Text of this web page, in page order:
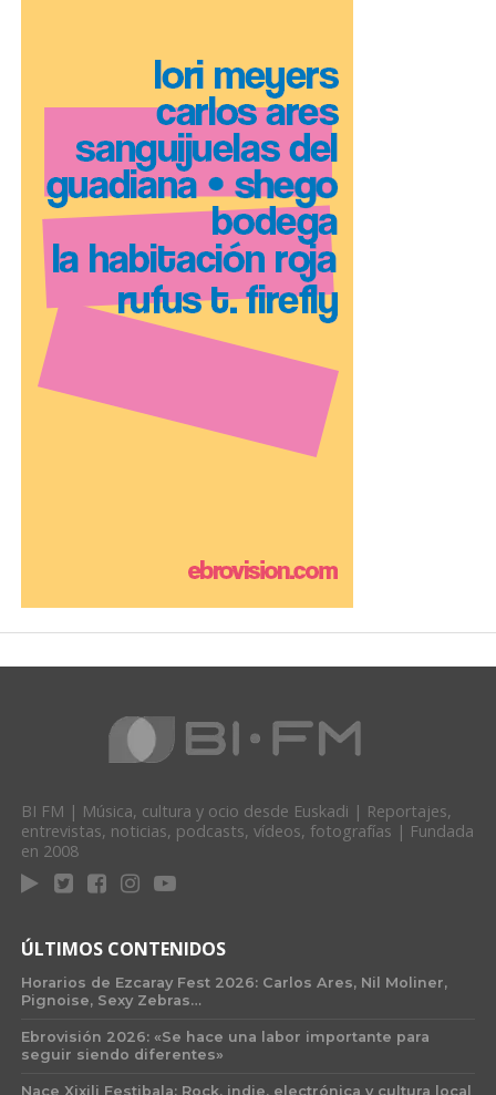
BI FM | Música, cultura y ocio desde Euskadi | Reportajes,
entrevistas, noticias, podcasts, vídeos, fotografías | Fundada
en 2008
ÚLTIMOS CONTENIDOS
Horarios de Ezcaray Fest 2026: Carlos Ares, Nil Moliner,
Pignoise, Sexy Zebras…
Ebrovisión 2026: «Se hace una labor importante para
seguir siendo diferentes»
Nace Xixili Festibala: Rock, indie, electrónica y cultura local